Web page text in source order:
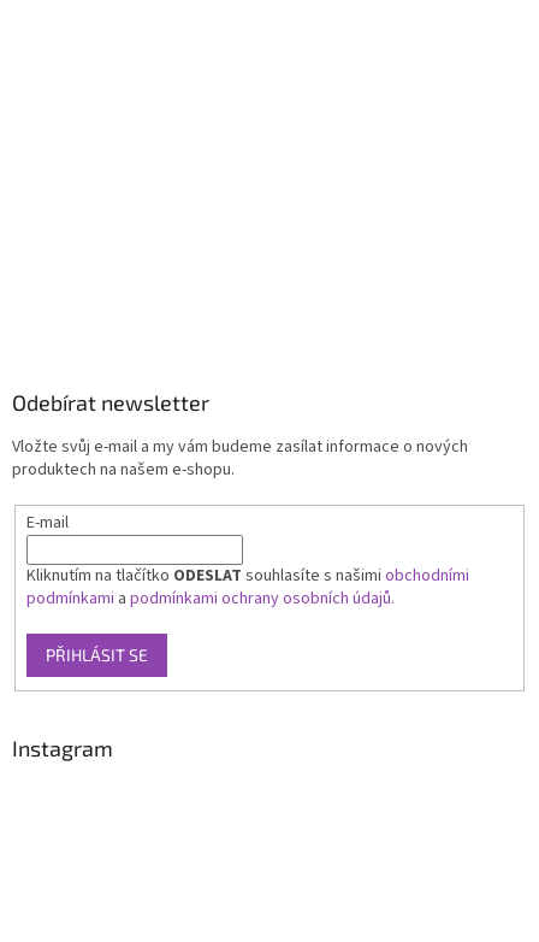
Odebírat newsletter
Vložte svůj e-mail a my vám budeme zasílat informace o nových
produktech na našem e-shopu.
E-mail
Kliknutím na tlačítko ODESLAT souhlasíte s našimi obchodními
podmínkami a podmínkami ochrany osobních údajů.
PŘIHLÁSIT SE
Instagram